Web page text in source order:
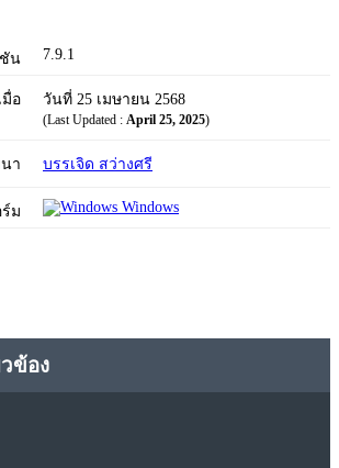
ชัน 7.9.1
มื่อ วันที่ 25 เมษายน 2568
(Last Updated : April 25, 2025)
า บรรเจิด สว่างศรี
ม Windows
ข้อง